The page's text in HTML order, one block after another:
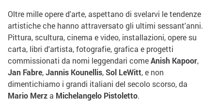
Oltre mille opere d'arte, aspettano di svelarvi le tendenze
artistiche che hanno attraversato gli ultimi sessant'anni.
Pittura, scultura, cinema e video, installazioni, opere su
carta, libri d'artista, fotografie, grafica e progetti
commissionati da nomi leggendari comeAnish Kapoor,
Jan Fabre,Jannis Kounellis,Sol LeWitt, e non
dimentichiamo i grandi italiani del secolo scorso, da
Mario Merza Michelangelo Pistoletto.